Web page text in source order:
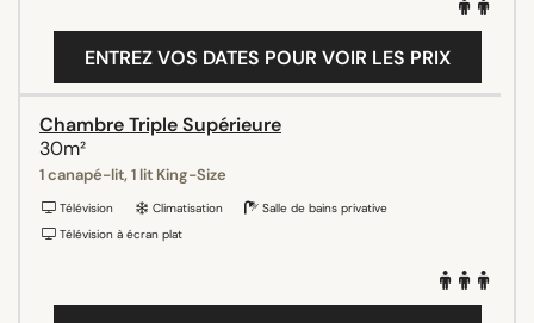
ENTREZ VOS DATES POUR VOIR LES PRIX
Chambre Triple Supérieure
30m²
1 canapé-lit, 1 lit King-Size
Télévision Climatisation
Salle de bains privative
Télévision à écran plat